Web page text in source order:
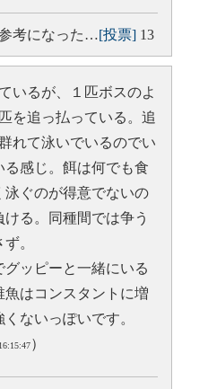
考になった…[投票] 13
いるが、１匹ボスのよ
を追っ払っている。追
れて泳いでいるのでい
感じ。餌は何でも食
泳ぐのが得意でないの
る。同種間では争う
。
ッピーと一緒にいる
はコンスタントに増
ないっぽいです。
）